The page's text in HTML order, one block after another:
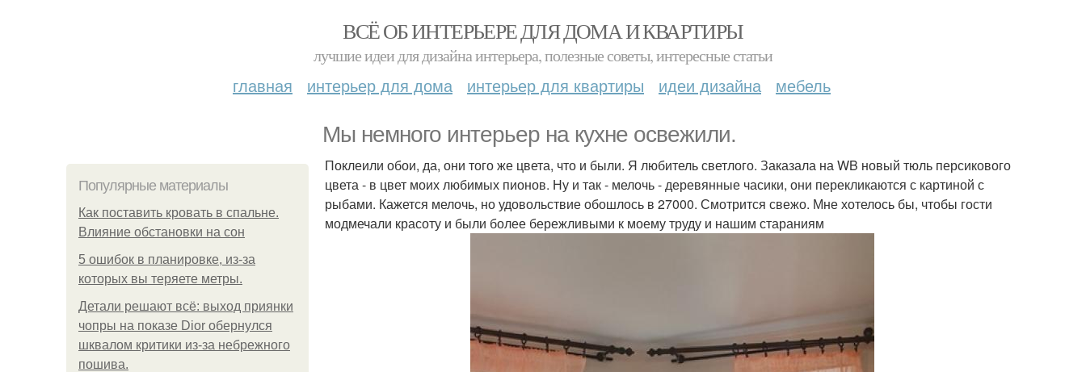
ВСЁ ОБ ИНТЕРЬЕРЕ ДЛЯ ДОМА И КВАРТИРЫ
лучшие идеи для дизайна интерьера, полезные советы, интересные статьи
главная интерьер для дома интерьер для квартиры идеи дизайна мебель
Мы немного интерьер на кухне освежили.
Популярные материалы
Как поставить кровать в спальне.
Влияние обстановки на сон
5 ошибок в планировке, из-за
которых вы теряете метры.
Детали решают всё: выход приянки
чопры на показе Dior обернулся
шквалом критики из-за небрежного
пошива.
Поклеили обои, да, они того же цвета, что и были. Я любитель светлого. Заказала на WB новый тюль персикового
цвета - в цвет моих любимых пионов. Ну и так - мелочь - деревянные часики, они перекликаются с картиной с
рыбами. Кажется мелочь, но удовольствие обошлось в 27000. Смотрится свежо. Мне хотелось бы, чтобы гости
модмечали красоту и были более бережливыми к моему труду и нашим стараниям